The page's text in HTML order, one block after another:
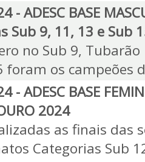
- ADESC BASE
Sub 9, 11, 13 e Sub
no Sub 9,
foram os campeões
- ADESC BASE
2024
as finais das
Categorias Sub